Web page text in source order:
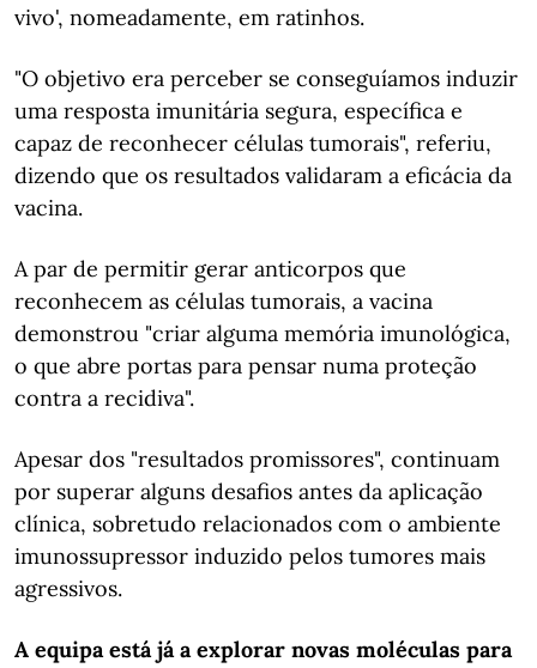
vivo', nomeadamente, em ratinhos.
"O objetivo era perceber se conseguíamos induzir
uma resposta imunitária segura, específica e
capaz de reconhecer células tumorais", referiu,
dizendo que os resultados validaram a eficácia da
vacina.
A par de permitir gerar anticorpos que
reconhecem as células tumorais, a vacina
demonstrou "criar alguma memória imunológica,
o que abre portas para pensar numa proteção
contra a recidiva".
Apesar dos "resultados promissores", continuam
por superar alguns desafios antes da aplicação
clínica, sobretudo relacionados com o ambiente
imunossupressor induzido pelos tumores mais
agressivos.
A equipa está já a explorar novas moléculas para